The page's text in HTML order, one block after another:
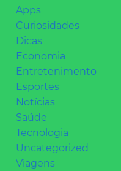
Apps
Curiosidades
Dicas
Economia
Entretenimento
Esportes
Notícias
Saúde
Tecnologia
Uncategorized
Viagens